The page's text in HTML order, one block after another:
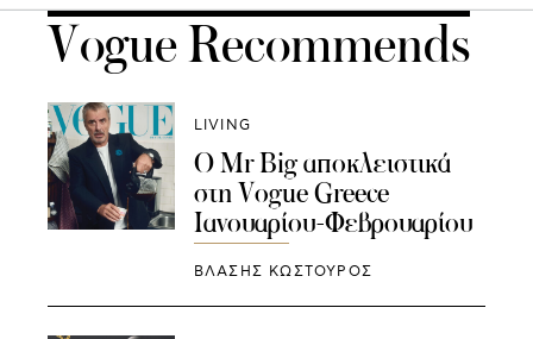
Vogue Recommends
LIVING
Ο Mr Big αποκλειστικά
στη Vogue Greece
Ιανουαρίου-Φεβρουαρίου
ΒΛΑΣΗΣ ΚΩΣΤΟΥΡΟΣ